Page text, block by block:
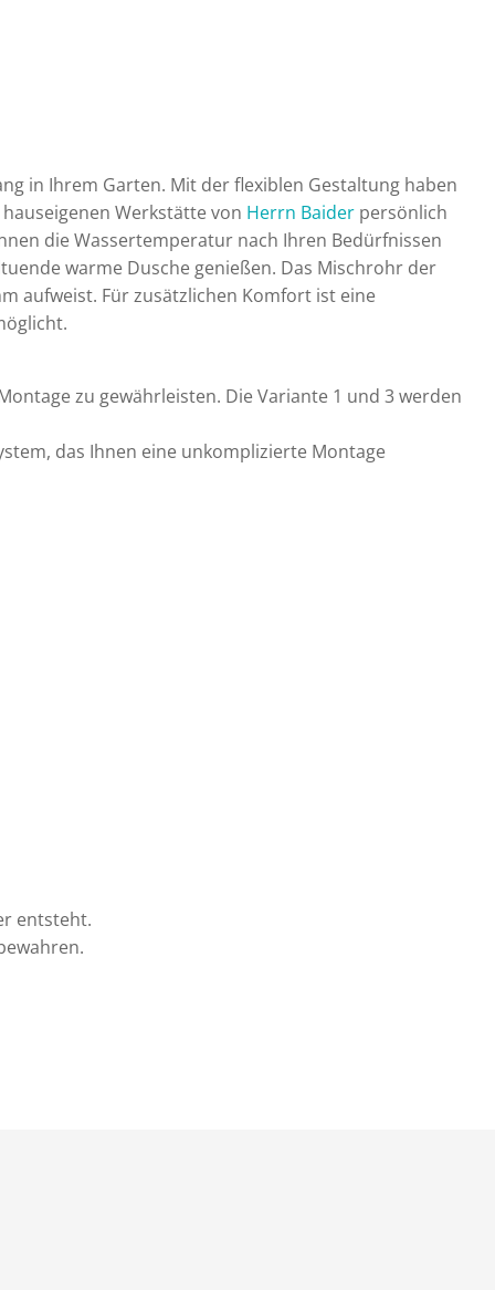
in Ihrem Garten. Mit der flexiblen Gestaltung haben
Werkstätte von Herrn Baider persönlich
die Wassertemperatur nach Ihren Bedürfnissen
warme Dusche genießen. Das Mischrohr der
aufweist. Für zusätzlichen Komfort ist eine
zu gewährleisten. Die Variante 1 und 3 werden
das Ihnen eine unkomplizierte Montage
entsteht.